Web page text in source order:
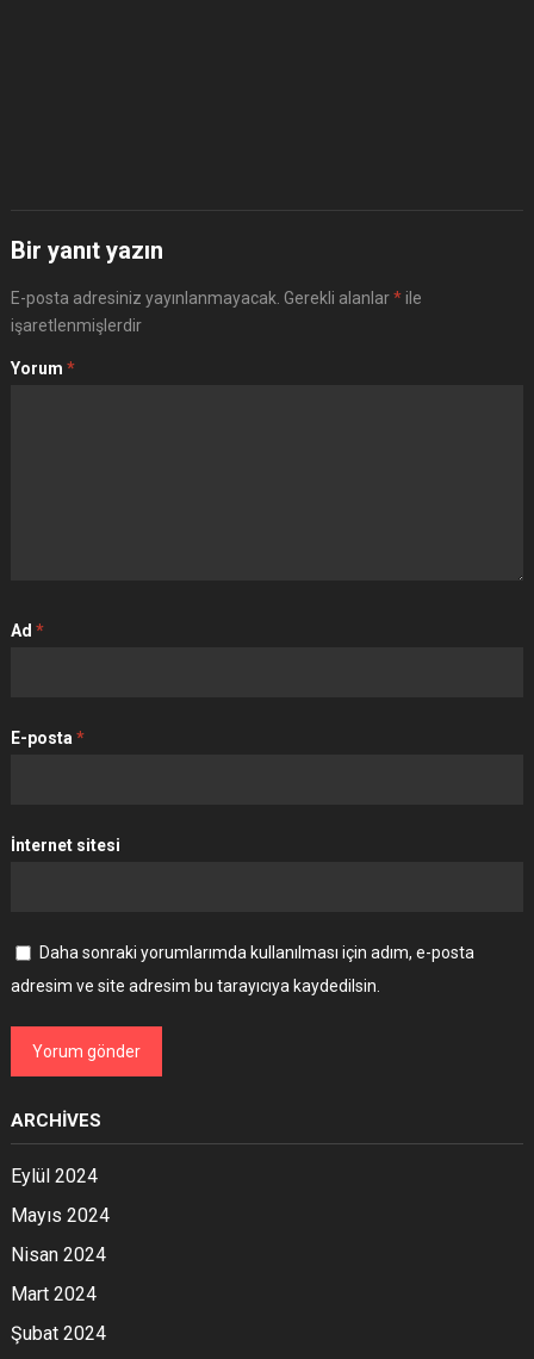
Bir yanıt yazın
E-posta adresiniz yayınlanmayacak. Gerekli alanlar*ile
işaretlenmişlerdir
Yorum *
Ad *
E-posta *
İnternet sitesi
Daha sonraki yorumlarımda kullanılması için adım, e-posta
adresim ve site adresim bu tarayıcıya kaydedilsin.
ARCHIVES
Eylül 2024
Mayıs 2024
Nisan 2024
Mart 2024
Şubat 2024